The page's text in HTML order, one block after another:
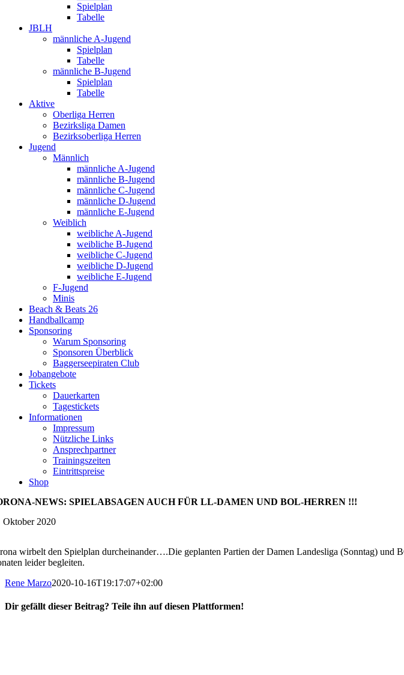
Spielplan
Tabelle
JBLH
männliche A-Jugend
Spielplan
Tabelle
männliche B-Jugend
Spielplan
Tabelle
Aktive
Oberliga Herren
Bezirksliga Damen
Bezirksoberliga Herren
Jugend
Männlich
männliche A-Jugend
männliche B-Jugend
männliche C-Jugend
männliche D-Jugend
männliche E-Jugend
Weiblich
weibliche A-Jugend
weibliche B-Jugend
weibliche C-Jugend
weibliche D-Jugend
weibliche E-Jugend
F-Jugend
Minis
Beach & Beats 26
Handballcamp
Sponsoring
Warum Sponsoring
Sponsoren Überblick
Baggerseepiraten Club
Jobangebote
Tickets
Dauerkarten
Tagestickets
Informationen
Impressum
Nützliche Links
Ansprechpartner
Trainingszeiten
Eintrittspreise
Shop
NEWS: SPIELABSAGEN AUCH FÜR LL-DAMEN UND BOL-HERREN !!!
Oktober 2020
wirbelt den Spielplan durcheinander….Die geplanten Partien der Damen Landesliga (Sonntag) und
leider begleiten.
Rene Marzo2020-10-16T19:17:07+02:00
Dir gefällt dieser Beitrag? Teile ihn auf diesen Plattformen!